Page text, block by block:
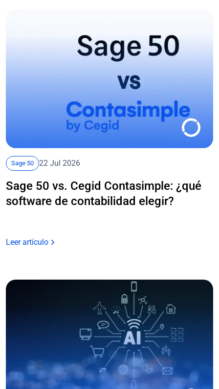
Sage 50 22 Jul 2026
Sage 50 vs. Cegid Contasimple: ¿qué
software de contabilidad elegir?
Leer artículo